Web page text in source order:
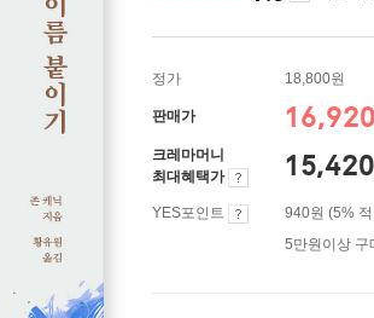
정가 18,800원
판매가 16,920
크레마머니
최대혜택가
15,420
YES포인트
940원 (5%
5만원이상 구